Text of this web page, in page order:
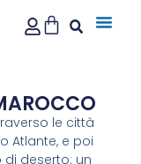
le città
Atlante, e poi
deserto: un